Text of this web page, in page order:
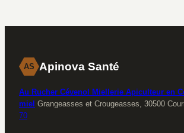
AS Apinova Santé
Au Rucher Cévenol Miellerie Apiculteur en
miel Grangeasses et Crougeasses, 30500
70